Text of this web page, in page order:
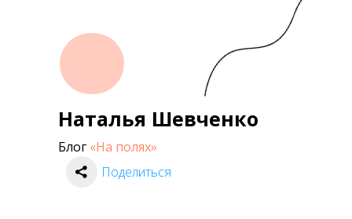
Наталья Шевченко
Блог «На полях»
Поделиться